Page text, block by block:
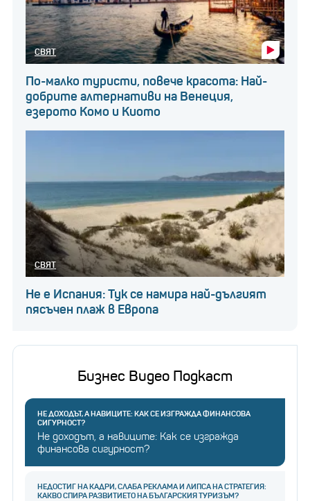
СВЯТ
По-малко туристи, повече красота: Най-
добрите алтернативи на Венеция,
езерото Комо и Киото
СВЯТ
Не е Испания: Тук се намира най-дългият
пясъчен плаж в Европа
Бизнес Видео Подкаст
НЕ ДОХОДЪТ, А НАВИЦИТЕ: КАК СЕ ИЗГРАЖДА ФИНАНСОВА
СИГУРНОСТ?
Не доходът, а навиците: Как се изгражда
финансова сигурност?
НЕДОСТИГ НА КАДРИ, СЛАБА РЕКЛАМА И ЛИПСА НА СТРАТЕГИЯ:
КАКВО СПИРА РАЗВИТИЕТО НА БЪЛГАРСКИЯ ТУРИЗЪМ?